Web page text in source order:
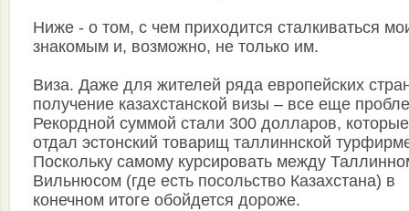
Ниже - о том, с чем приходится сталкиваться
знакомым и, возможно, не только им.
Виза. Даже для жителей ряда европейских
получение казахстанской визы – все еще
Рекордной суммой стали 300 долларов, которые
отдал эстонский товарищ таллиннской
Поскольку самому курсировать между
Вильнюсом (где есть посольство Казахстана) в
конечном итоге обойдется дороже.